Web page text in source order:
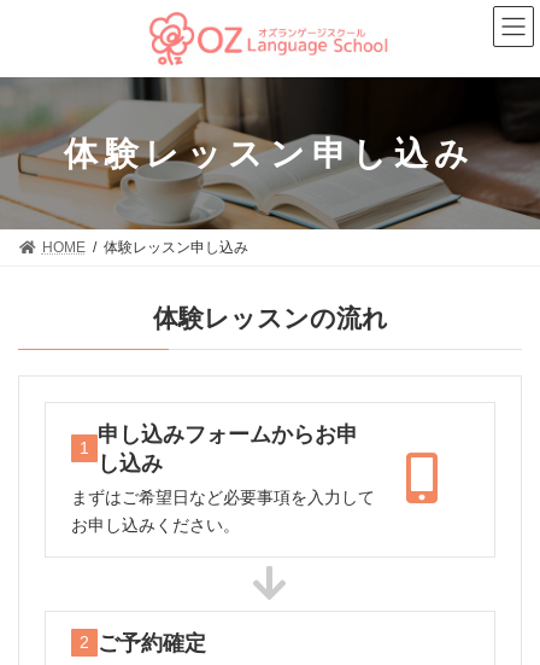
ン
キ
プ
ー
に
動
体験レッスン申し込み
HOME 体験レッスン申し込み
体験レッスンの流れ
1
申し込みフォームからお申
し込み
まずはご希望日など必要事項を入力して
お申し込みください。
2 ご予約確定